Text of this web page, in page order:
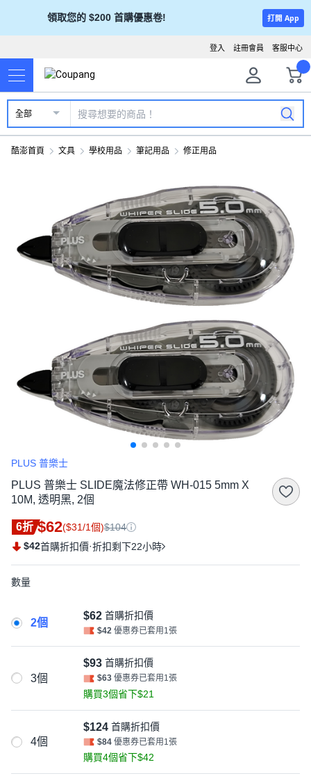
領取您的 $200 首購優惠卷! 打開 App
客服中心
註冊會員
登入
全部
酷澎首頁 文具 學校用品 筆記用品 修正用品
PLUS 普樂士
PLUS 普樂士 SLIDE魔法修正帶 WH-015 5mm X
10M, 透明黑, 2個
6折 $62($31/1個)$104
$42首購折扣價·折扣剩下22小時
數量
2個
$62 首購折扣價
$42 優惠券已套用1張
3個
$93 首購折扣價
$63 優惠券已套用1張
購買3個省下$21
4個
$124 首購折扣價
$84 優惠券已套用1張
購買4個省下$42